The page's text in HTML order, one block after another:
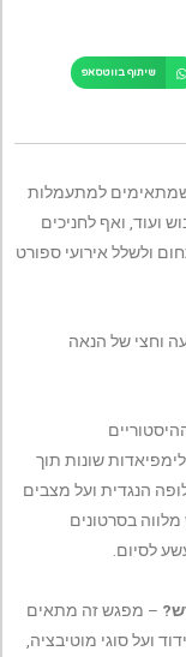
שיתוף בווטסאפ
שמתאימים למתעמלות
ועוד, ואף לחניכים
ולשלל אירועי ספורט
וחצי של הנאה
שונות תוך
הנגדית ועל מצבים
בסרטונים
לסיום.
– מפגש זה מתאים
ועל סוגי מוטיבציה,